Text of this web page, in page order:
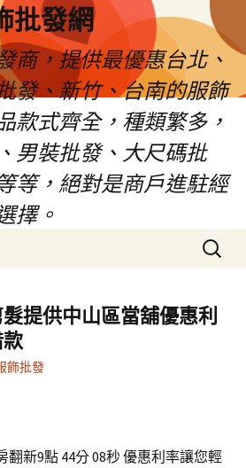
批發網
商，提供最優惠台北、
發、新竹、台南的服飾
款式齊全，種類繁多，
男裝批發、大尺碼批
等，絕對是商戶進駐經
擇。
搜
尋
鍵
字:
提供中山區當舖優惠利
飾批發
翻新9點 44分 08秒優惠利率讓您輕